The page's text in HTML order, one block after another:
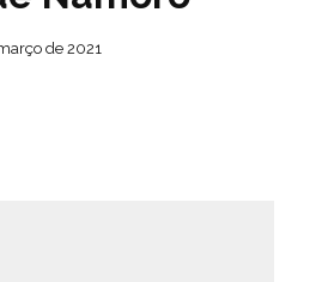
de 2021